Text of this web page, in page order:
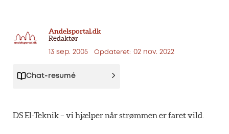
Andelsportal.dk
Redaktør
13 sep. 2005 Opdateret: 02 nov. 2022
Chat-resumé
DS El-Teknik – vi hjælper når strømmen er faret vild.